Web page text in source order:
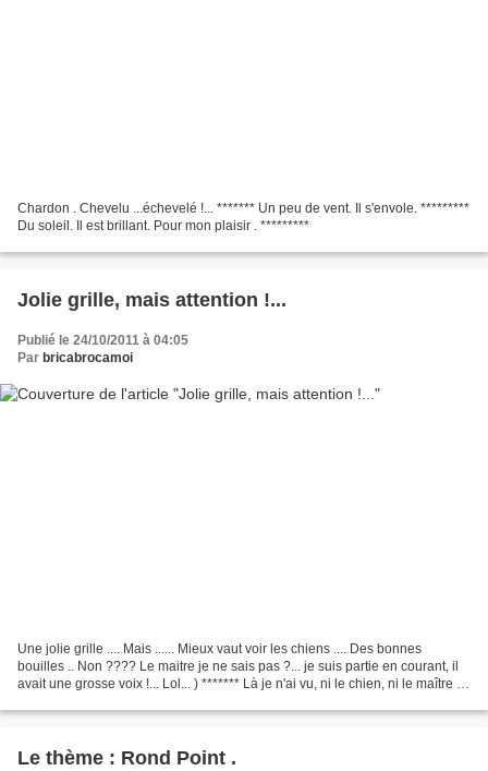
Chardon . Chevelu ...échevelé !... ******* Un peu de vent. Il s'envole. *********
Du soleil. Il est brillant. Pour mon plaisir . *********
Jolie grille, mais attention !...
Publié le 24/10/2011 à 04:05
Par bricabrocamoi
Une jolie grille .... Mais ...... Mieux vaut voir les chiens .... Des bonnes
bouilles .. Non ???? Le maitre je ne sais pas ?... je suis partie en courant, il
avait une grosse voix !... Lol... ) ******* Là je n'ai vu, ni le chien, ni le maître ..
Le thème : Rond Point .